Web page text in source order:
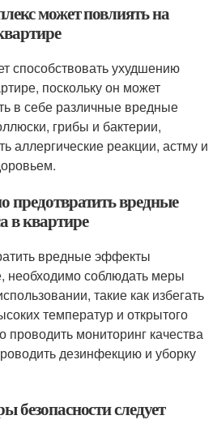
может повлиять на
способствовать ухудшению
поскольку он может
в себе различные вредные
грибы и бактерии,
аллергические реакции, астму и
предотвратить вредные
в квартире
вредные эффекты
необходимо соблюдать меры
такие как избегать
температур и открытого
проводить мониторинг качества
дезинфекцию и уборку
безопасности следует